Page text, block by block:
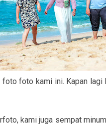
foto foto kami ini. Kapan lagi
kami juga sempat